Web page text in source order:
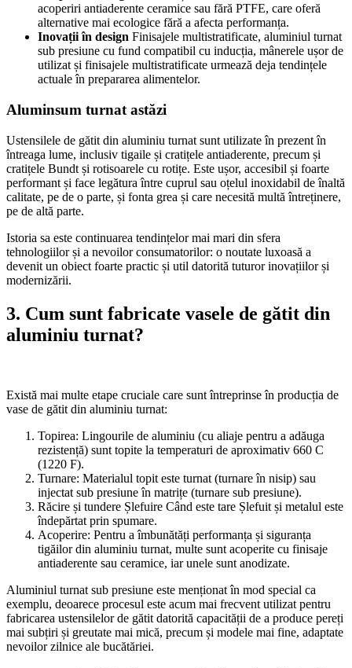
acoperiri antiaderente ceramice sau fără PTFE, care oferă
alternative mai ecologice fără a afecta performanța.
Inovații în design Finisajele multistratificate, aluminiul turnat
sub presiune cu fund compatibil cu inducția, mânerele ușor de
utilizat și finisajele multistratificate urmează deja tendințele
actuale în prepararea alimentelor.
Aluminsum turnat astăzi
Ustensilele de gătit din aluminiu turnat sunt utilizate în prezent în
întreaga lume, inclusiv tigaile și cratițele antiaderente, precum și
cratițele Bundt și rotisoarele cu rotițe. Este ușor, accesibil și foarte
performant și face legătura între cuprul sau oțelul inoxidabil de înaltă
calitate, pe de o parte, și fonta grea și care necesită multă întreținere,
pe de altă parte.
Istoria sa este continuarea tendințelor mai mari din sfera
tehnologiilor și a nevoilor consumatorilor: o noutate luxoasă a
devenit un obiect foarte practic și util datorită tuturor inovațiilor și
modernizării.
3. Cum sunt fabricate vasele de gătit din
aluminiu turnat?
Există mai multe etape cruciale care sunt întreprinse în producția de
vase de gătit din aluminiu turnat:
Topirea: Lingourile de aluminiu (cu aliaje pentru a adăuga
rezistență) sunt topite la temperaturi de aproximativ 660 C
(1220 F).
Turnare: Materialul topit este turnat (turnare în nisip) sau
injectat sub presiune în matrițe (turnare sub presiune).
Răcire și tundere Șlefuire Când este tare Șlefuit și metalul este
îndepărtat prin spumare.
Acoperire: Pentru a îmbunătăți performanța și siguranța
tigăilor din aluminiu turnat, multe sunt acoperite cu finisaje
antiaderente sau ceramice, iar unele sunt anodizate.
Aluminiul turnat sub presiune este menționat în mod special ca
exemplu, deoarece procesul este acum mai frecvent utilizat pentru
fabricarea ustensilelor de gătit datorită capacității de a produce pereți
mai subțiri și greutate mai mică, precum și modele mai fine, adaptate
nevoilor zilnice ale bucătăriei.